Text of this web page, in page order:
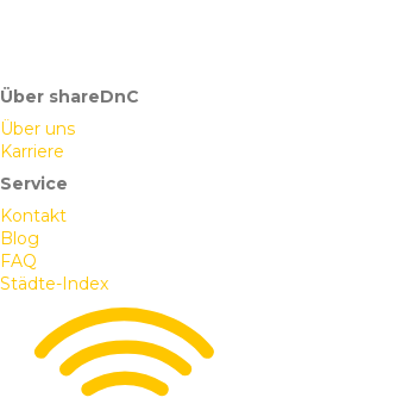
Über shareDnC
Über uns
Karriere
Service
Kontakt
Blog
FAQ
Städte-Index